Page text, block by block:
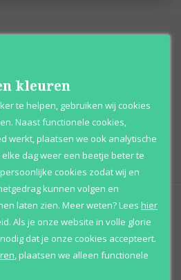
Afhalen mogelijk
(0)
kleuren
te helpen, gebruiken wij cookies
Naast functionele cookies,
werkt, plaatsen we ook analytische
dag weer een beetje beter te
cookies zodat wij en
kunnen volgen en
laten zien. Meer weten?Lees hier
Als je onze website in volle glorie
dat je onze cookies accepteert.
,plaatsen we alleen functionele